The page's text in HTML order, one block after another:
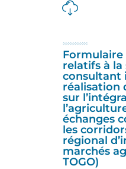
Formulaire
relatifs à la
consultant
réalisation
sur
échanges
les
régional
marchés
TOGO)